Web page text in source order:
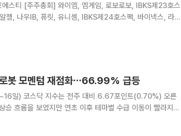
스티 [주주총회] 와이엠, 엠게임, 로보로보, IBKS제23호스
젬, 나우IB, 퓨릿, 유니셈, IBKS제24호스팩, 바이넥스, 라이
엔
봇 모멘텀 재점화⋯66.99% 급등
일) 코스닥 지수는 전주 대비 6.67포인트(0.70%) 오른
흐름을 보였지만 연초 이후 테마별 수급 이동이 빨라지면
웨어 종목은 차